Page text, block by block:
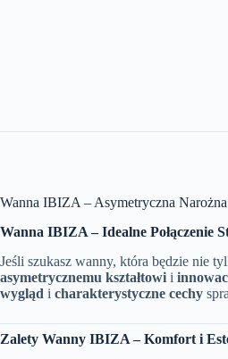
Wanna IBIZA – Asymetryczna
Wanna IBIZA – Idealne Połączenie
Jeśli szukasz wanny, która będzie nie
asymetrycznemu kształtowi i
wygląd i charakterystyczne cechy
Zalety Wanny IBIZA – Komfort i